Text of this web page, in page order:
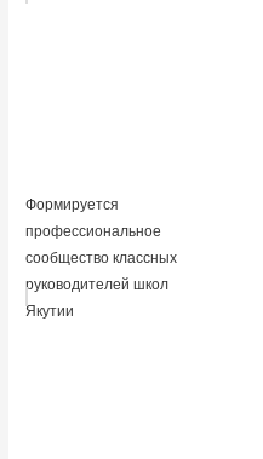
Формируется
профессиональное
сообщество классных
руководителей школ
Якутии